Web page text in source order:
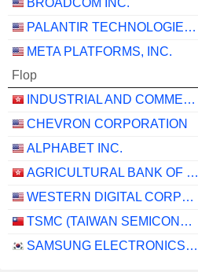
PALANTIR TECHNOLOGIES INC.
META PLATFORMS, INC.
Flop
INDUSTRIAL AND COMMERCIAL BANK OF CHINA LIMITED
CHEVRON CORPORATION
ALPHABET INC.
AGRICULTURAL BANK OF CHINA LIMITED
WESTERN DIGITAL CORPORATION
TSMC (TAIWAN SEMICONDUCTOR MANUFACTURING COMPANY)
SAMSUNG ELECTRONICS CO., LTD.